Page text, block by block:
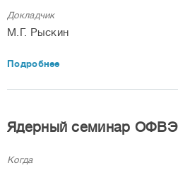
Докладчик
М.Г. Рыскин
Подробнее
Ядерный семинар ОФВЭ
Когда